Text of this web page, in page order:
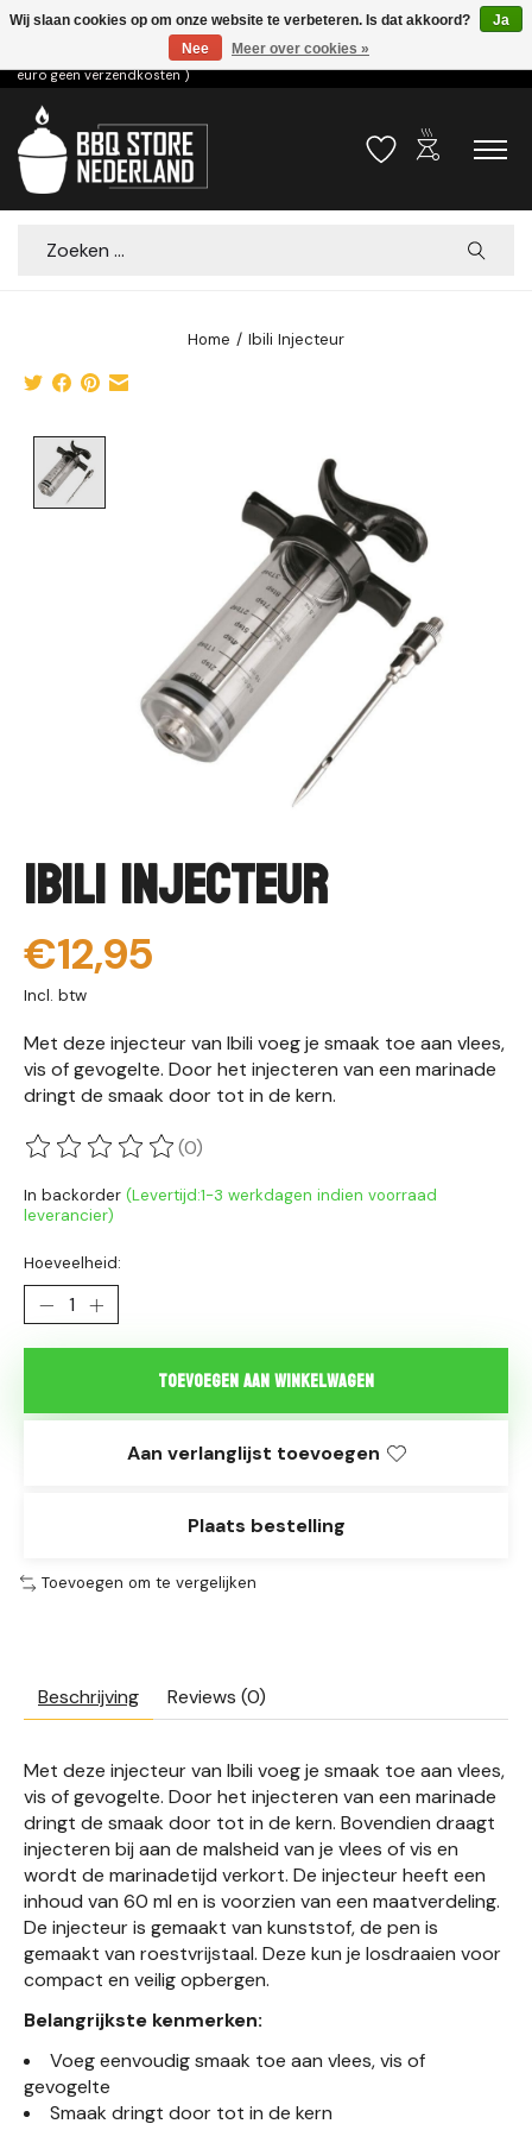
Voor 15.00u besteld dezelfde dag verzonden! ( 6,95 verzendkosten, vanaf 75
euro geen verzendkosten )
Verlanglijst
outdoor_grill
Zoeken
Home / Ibili Injecteur
Ibili Injecteur
€12,95
Incl. btw
Met deze injecteur van Ibili voeg je smaak toe aan vlees,
vis of gevogelte. Door het injecteren van een marinade
dringt de smaak door tot in de kern.
De beoordeling van dit product is
(0)
In backorder (Levertijd:1-3 werkdagen indien voorraad
leverancier)
Hoeveelheid:
Toevoegen aan winkelwagen
Aan verlanglijst toevoegen
Plaats bestelling
Toevoegen om te vergelijken
Beschrijving Reviews (0)
Met deze injecteur van Ibili voeg je smaak toe aan vlees,
vis of gevogelte. Door het injecteren van een marinade
dringt de smaak door tot in de kern. Bovendien draagt
injecteren bij aan de malsheid van je vlees of vis en
wordt de marinadetijd verkort. De injecteur heeft een
inhoud van 60 ml en is voorzien van een maatverdeling.
De injecteur is gemaakt van kunststof, de pen is
gemaakt van roestvrijstaal. Deze kun je losdraaien voor
compact en veilig opbergen.
Belangrijkste kenmerken:
Voeg eenvoudig smaak toe aan vlees, vis of
gevogelte
Smaak dringt door tot in de kern
Wij slaan cookies op om onze website te verbeteren. Is dat akkoord?
Ja
Nee
Meer over cookies »